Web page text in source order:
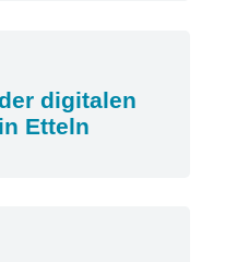
digitalen
Etteln